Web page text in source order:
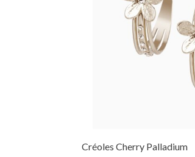
Créoles Cherry Palladium